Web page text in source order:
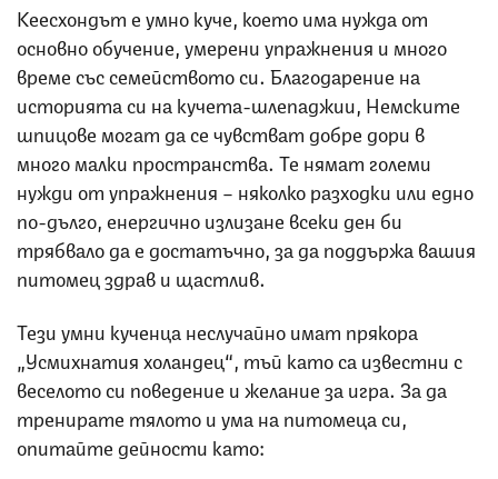
Кеесхондът е умно куче, което има нужда от
основно обучение, умерени упражнения и много
време със семейството си. Благодарение на
историята си на кучета-шлепаджии, Немските
шпицове могат да се чувстват добре дори в
много малки пространства. Те нямат големи
нужди от упражнения – няколко разходки или едно
по-дълго, енергично излизане всеки ден би
трябвало да е достатъчно, за да поддържа вашия
питомец здрав и щастлив.
Тези умни кученца неслучайно имат прякора
„Усмихнатия холандец“, тъй като са известни с
веселото си поведение и желание за игра. За да
тренирате тялото и ума на питомеца си,
опитайте дейности като: